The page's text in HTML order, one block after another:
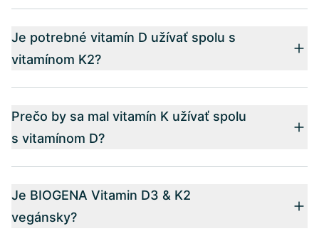
Je potrebné vitamín D užívať spolu s
vitamínom K2?
Prečo by sa mal vitamín K užívať spolu
s vitamínom D?
Je BIOGENA Vitamin D3 & K2
vegánsky?